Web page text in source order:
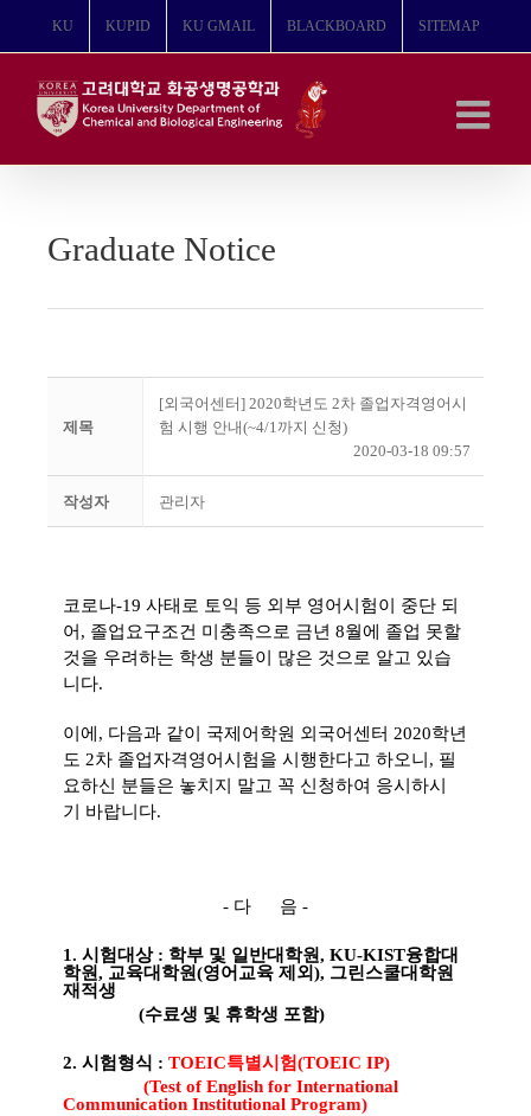
뛰
KU KUPID KU GMAIL BLACKBOARD SITEMAP
Graduate Notice
제목
[외국어센터] 2020학년도 2차 졸업자격영어시
험 시행 안내(~4/1까지 신청)
2020-03-18 09:57
작성자 관리자
​코로나-19 사태로 토익 등 외부 영어시험이 중단 되
어, 졸업요구조건 미충족으로 금년 8월에 졸업 못할
것을 우려하는 학생 분들이 많은 것으로 알고 있습
니다.
이에, 다음과 같이 국제어학원 외국어센터 2020학년
도 2차 졸업자격영어시험을 시행한다고 하오니, 필
요하신 분들은 놓치지 말고 꼭 신청하여 응시하시
기 바랍니다.
- 다 음 -
1. 시험대상 : 학부 및 일반대학원, KU-KIST융합대
학원, 교육대학원(영어교육 제외), 그린스쿨대학원
재적생
(수료생 및 휴학생 포함)
2. 시험형식 : TOEIC특별시험(TOEIC IP)
(Test of English for International
Communication Institutional Program)